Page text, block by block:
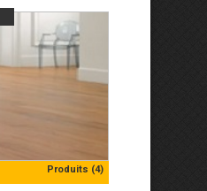
Produits (4)